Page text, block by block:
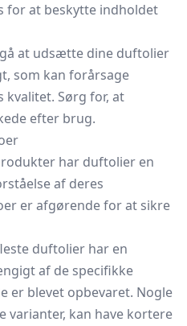
for at beskytte indholdet
at udsætte dine duftolier
som kan forårsage
kvalitet. Sørg for, at
efter brug.
har duftolier en
af deres
er afgørende for at sikre
duftolier har en
af de specifikke
er blevet opbevaret. Nogle
varianter, kan have kortere